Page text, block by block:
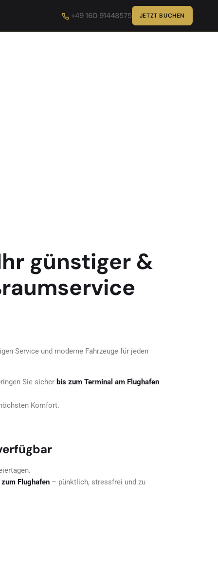
+49 160 91448575 JETZT BUCHEN
günstiger &
Service und moderne Fahrzeuge für jeden
Sie sicher bis zum Terminal am Flughafen
Komfort.
Flughafen – pünktlich, stressfrei und zu